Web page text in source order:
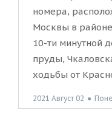
номера,
Москвы в
10-ти минутной
пруды,
ходьбы от
2021 Август 02 ●